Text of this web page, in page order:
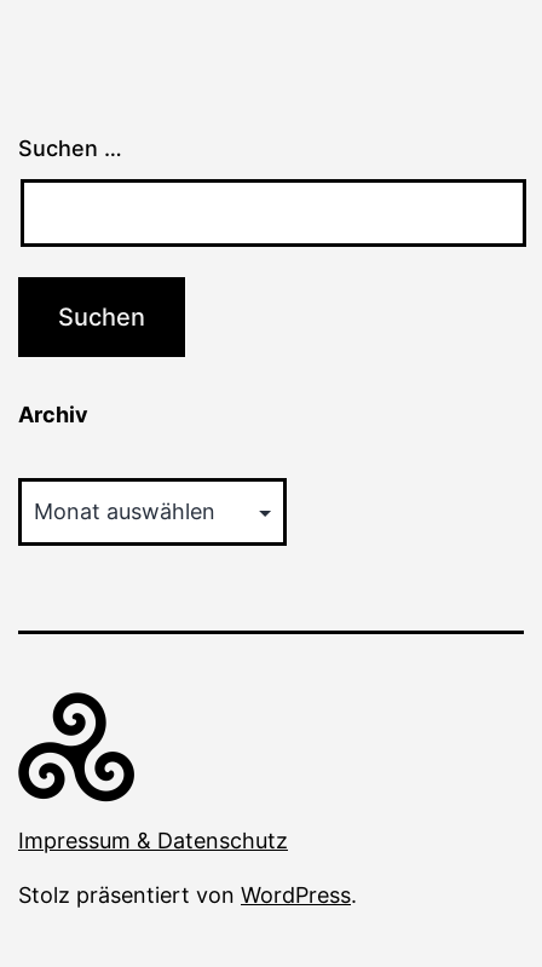
Suchen …
Archiv
Impressum & Datenschutz
Stolz präsentiert von WordPress.